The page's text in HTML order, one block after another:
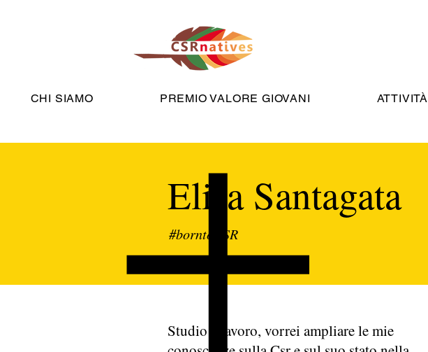
CHI SIAMO PREMIO VALORE GIOVANI ATTIVITÀ
Elisa Santagata
#borntoCSR
Studio e lavoro, vorrei ampliare le mie